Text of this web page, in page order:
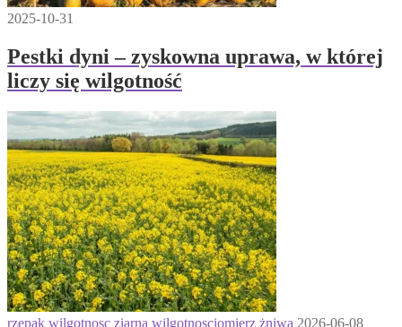
2025-10-31
Pestki dyni – zyskowna uprawa, w której
liczy się wilgotność
rzepak wilgotnosc ziarna wilgotnosciomierz żniwa 2026-06-08